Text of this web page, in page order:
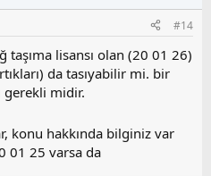
s
u
z
o
y
#14
taşıma lisansı olan (20 01 26)
da tasıyabilir mi. bir
gerekli midir.
konu hakkında bilginiz var
01 25 varsa da